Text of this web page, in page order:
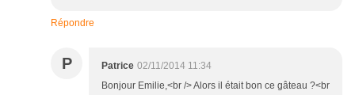
Répondre
P Patrice 02/11/2014 11:34
Bonjour Emilie,<br /> Alors il était bon ce gâteau ?<br